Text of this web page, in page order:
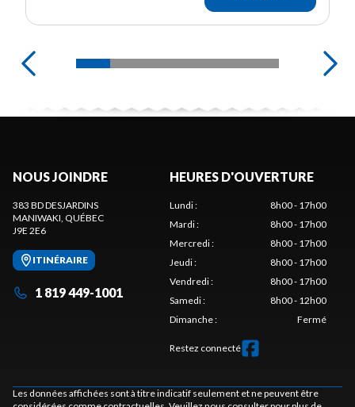
NOUS JOINDRE
383 BD DESJARDINS
MANIWAKI , QUÉBEC
J9E 2E6
ITINÉRAIRE
1 819 449-1001
HEURES D'OUVERTURE
Lundi:
8h00 - 17h00
Mardi:
8h00 - 17h00
Mercredi:
8h00 - 17h00
Jeudi:
8h00 - 17h00
Vendredi:
8h00 - 17h00
Samedi:
8h00 - 12h00
Dimanche: Fermé
Restez connecté
Les données affichées sont à titre indicatif seulement et ne peuvent être